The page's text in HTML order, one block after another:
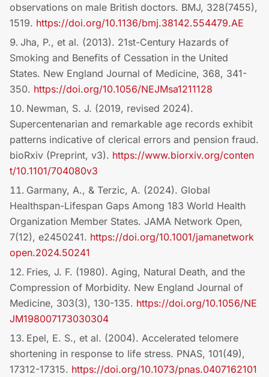
observations on male British doctors. BMJ, 328(7455),
1519. https://doi.org/10.1136/bmj.38142.554479.AE
Jha, P., et al. (2013). 21st-Century Hazards of
Smoking and Benefits of Cessation in the United
States. New England Journal of Medicine, 368, 341-
350. https://doi.org/10.1056/NEJMsa1211128
Newman, S. J. (2019, revised 2024).
Supercentenarian and remarkable age records exhibit
patterns indicative of clerical errors and pension fraud.
bioRxiv (Preprint, v3). https://www.biorxiv.org/conten
t/10.1101/704080v3
Garmany, A., & Terzic, A. (2024). Global
Healthspan-Lifespan Gaps Among 183 World Health
Organization Member States. JAMA Network Open,
7(12), e2450241. https://doi.org/10.1001/jamanetwork
open.2024.50241
Fries, J. F. (1980). Aging, Natural Death, and the
Compression of Morbidity. New England Journal of
Medicine, 303(3), 130-135. https://doi.org/10.1056/NE
JM198007173030304
Epel, E. S., et al. (2004). Accelerated telomere
shortening in response to life stress. PNAS, 101(49),
17312-17315. https://doi.org/10.1073/pnas.0407162101